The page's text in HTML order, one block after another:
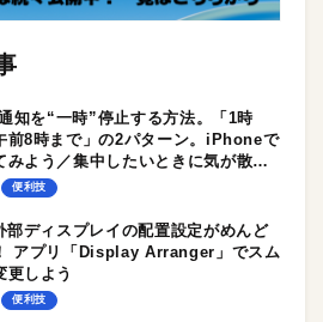
知を“一時”停止する方法。「1時
前8時まで」の2パターン。iPhoneで
みよう／集中したいときに気が散ら
便利技
部ディスプレイの配置設定がめんど
アプリ「Display Arranger」でスム
更しよう
便利技